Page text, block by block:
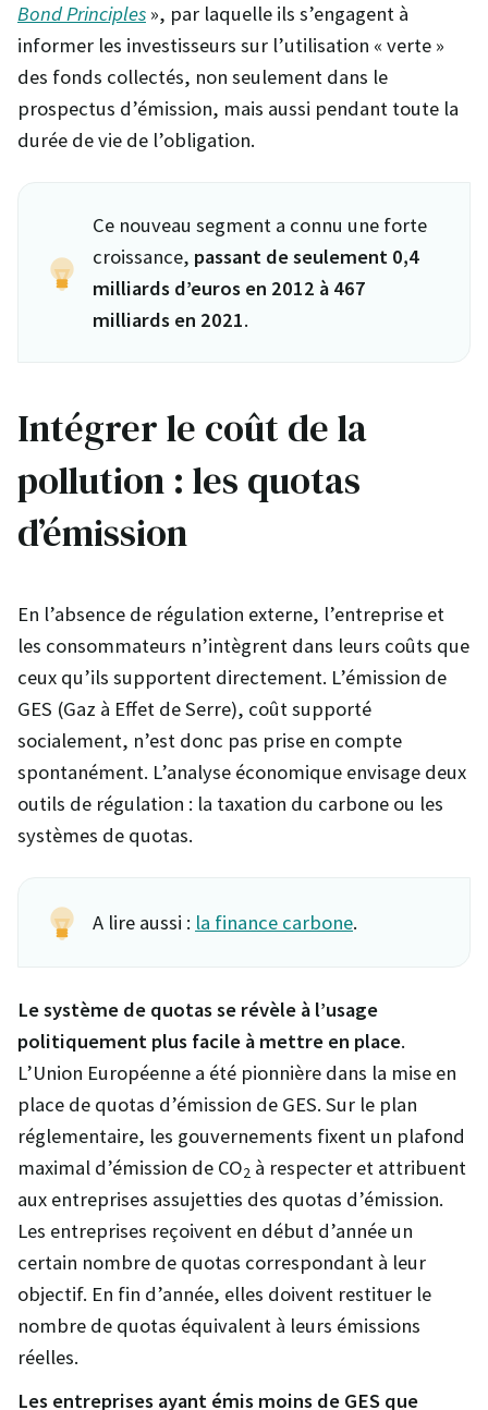
Bond Principles », par laquelle ils s’engagent à
informer les investisseurs sur l’utilisation « verte »
des fonds collectés, non seulement dans le
prospectus d’émission, mais aussi pendant toute la
durée de vie de l’obligation.
Ce nouveau segment a connu une forte
croissance, passant de seulement 0,4
milliards d’euros en 2012 à 467
milliards en 2021.
Intégrer le coût de la
pollution : les quotas
d’émission
En l’absence de régulation externe, l’entreprise et
les consommateurs n’intègrent dans leurs coûts que
ceux qu’ils supportent directement. L’émission de
GES (Gaz à Effet de Serre), coût supporté
socialement, n’est donc pas prise en compte
spontanément. L’analyse économique envisage deux
outils de régulation : la taxation du carbone ou les
systèmes de quotas.
A lire aussi : la finance carbone.
Le système de quotas se révèle à l’usage
politiquement plus facile à mettre en place.
L’Union Européenne a été pionnière dans la mise en
place de quotas d’émission de GES. Sur le plan
réglementaire, les gouvernements fixent un plafond
maximal d’émission de CO2 à respecter et attribuent
aux entreprises assujetties des quotas d’émission.
Les entreprises reçoivent en début d’année un
certain nombre de quotas correspondant à leur
objectif. En fin d’année, elles doivent restituer le
nombre de quotas équivalent à leurs émissions
réelles.
Les entreprises ayant émis moins de GES que